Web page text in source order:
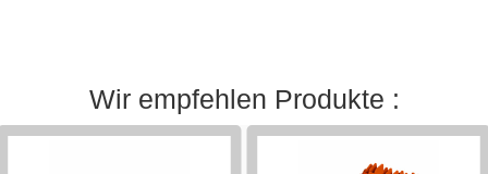
die
Wir empfehlen Produkte :